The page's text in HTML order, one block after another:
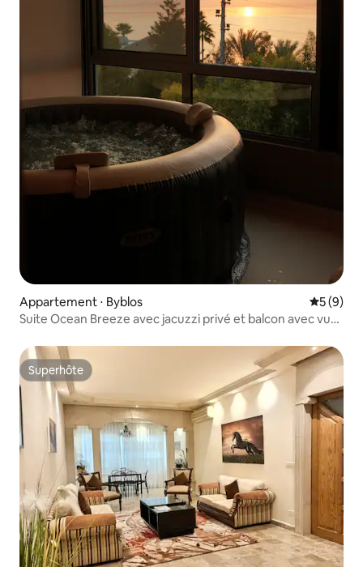
Appartement ⋅ Byblos
5 (9)
Suite Ocean Breeze avec jacuzzi privé et balcon avec vue
Superhôte
Superhôte